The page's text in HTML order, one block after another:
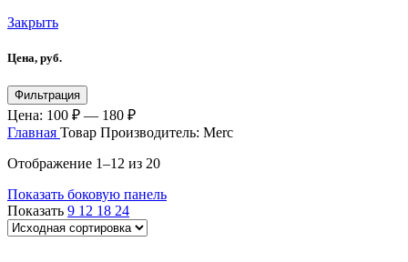
Закрыть
Цена, руб.
Фильтрация
Цена: 100 ₽ — 180 ₽
Главная Товар Производитель: Merc
Отображение 1–12 из 20
Показать боковую панель
Показать 9 12 18 24